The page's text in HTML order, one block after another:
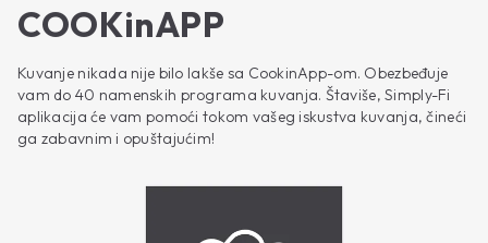
COOKinAPP
Kuvanje nikada nije bilo lakše sa CookinApp-om. Obezbeđuje
vam do 40 namenskih programa kuvanja. Štaviše, Simply-Fi
aplikacija će vam pomoći tokom vašeg iskustva kuvanja, čineći
ga zabavnim i opuštajućim!